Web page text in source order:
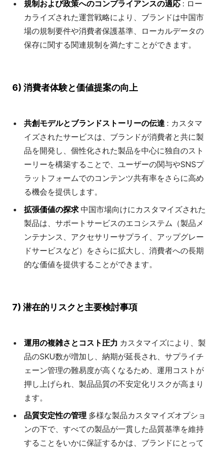
規制および政策へのコンプライアンスの適応 : ロー
カライズされた運営戦略により、ブランドは中国市
場の規制要件や消費者保護基準、ローカルデータの
保存に関する関連規制を満たすことができます。
6) 消費者体験と価値提案の向上
共創モデルとブランドストーリーの伝達 : カスタマ
イズされたサービスは、ブランドが消費者と共に製
品を開発し、個性化された製品を中心に独自のスト
ーリーを構築することで、ユーザーの関与やSNSプ
ラットフォームでのコンテンツ共有率をさらに高め
る機会を提供します。
拡張価値の探求中国市場向けにカスタマイズされた
製品は、サポートサービスのエコシステム（製品メ
ンテナンス、アクセサリーサプライ、アップグレー
ドサービスなど）をさらに拡大し、消費者への長期
的な価値を提供することができます。
7) 潜在的リスクと主要検討事項
運用の複雑さとコスト圧力 カスタマイズにより、製
品のSKU数が増加し、納期が延長され、サプライチ
ェーン管理の難易度が高くなるため、運用コストが
押し上げられ、製品品質の不安定化リスクが高まり
ます。
品質安定性の管理 多様な製品カスタマイズオプショ
ンの下で、すべての製品が一貫した品質基準を維持
することをいかに保証するかは、ブランドにとって